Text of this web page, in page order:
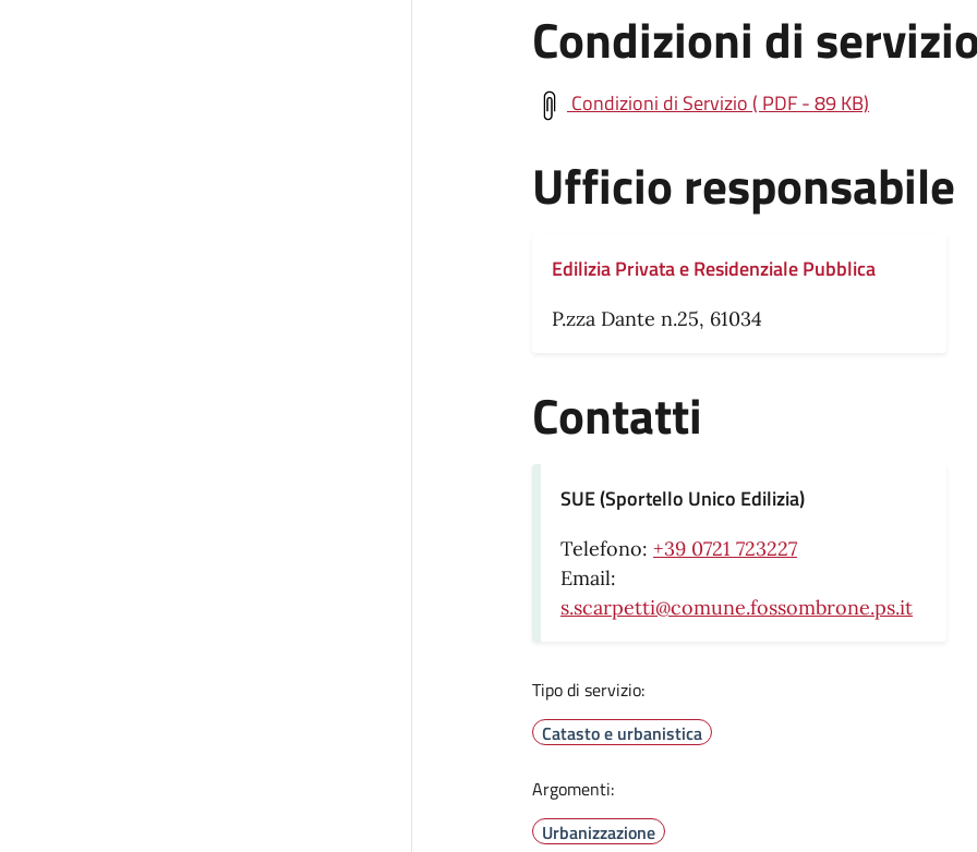
Condizioni di
Condizioni di Servizio ( PDF - 89 KB)
Ufficio responsabile
Edilizia Privata e Residenziale Pubblica
P.zza Dante n.25, 61034
Contatti
SUE (Sportello Unico Edilizia)
Telefono: +39 0721 723227
Email:
s.scarpetti@comune.fossombrone.ps.it
Tipo di servizio:
Catasto e urbanistica
Argomenti:
Urbanizzazione